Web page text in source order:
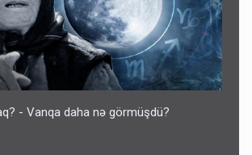
- Vanqa daha nə görmüşdü?